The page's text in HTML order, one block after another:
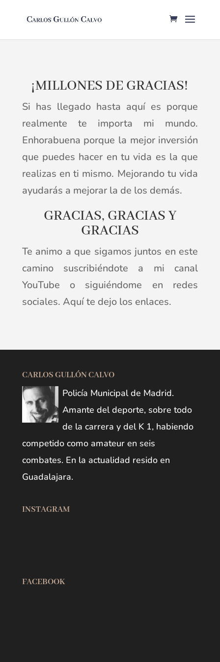
¡MILLONES DE GRACIAS!
Si has llegado hasta aquí es porque
realmente te importa mi mundo.
Enhorabuena porque la mejor inversión
que puedes hacer en tu vida es la que
realizas en ti mismo. Mejorando tu vida
ayudarás a mejorar la de los demás.
GRACIAS, GRACIAS Y
GRACIAS
Te animo a que sigamos juntos en este
camino suscribiéndote a mi canal
YouTube o siguiéndome en redes
sociales. Aquí te dejo los enlaces.
CARLOS GULLÓN CALVO
Policía Municipal de Madrid.
Amante del deporte, sobre todo
de la carrera y del K 1, habiendo
competido como amateur en seis
combates. En la actualidad resido en
Guadalajara.
INSTAGRAM
FACEBOOK